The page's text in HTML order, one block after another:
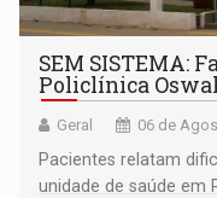
SEM SISTEMA:
Policlínica
Geral 06 de
Pacientes relatam
unidade de saúde em